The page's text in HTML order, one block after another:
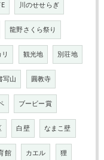
川のせせらぎ
龍野さくら祭り
観光地 別荘地
写山 圓教寺
ブービー賞
白壁 なまこ壁
館 カエル 狸